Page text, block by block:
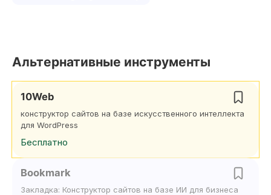
Альтернативные инструменты
10Web
конструктор сайтов на базе искусственного интеллекта
для WordPress
Бесплатно
Bookmark
Закладка: Конструктор сайтов на базе ИИ для бизнеса